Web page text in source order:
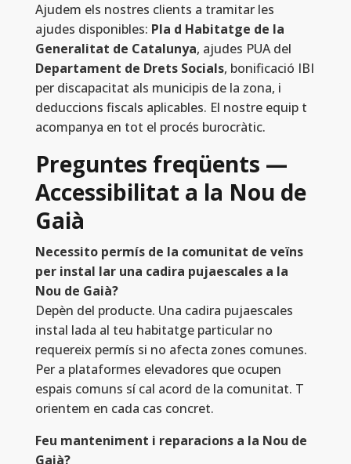
Ajudem els nostres clients a tramitar les
ajudes disponibles: Pla d Habitatge de la
Generalitat de Catalunya, ajudes PUA del
Departament de Drets Socials, bonificació IBI
per discapacitat als municipis de la zona, i
deduccions fiscals aplicables. El nostre equip t
acompanya en tot el procés burocràtic.
Preguntes freqüents —
Accessibilitat a la Nou de
Gaià
Necessito permís de la comunitat de veïns
per instal lar una cadira pujaescales a la
Nou de Gaià?
Depèn del producte. Una cadira pujaescales
instal lada al teu habitatge particular no
requereix permís si no afecta zones comunes.
Per a plataformes elevadores que ocupen
espais comuns sí cal acord de la comunitat. T
orientem en cada cas concret.
Feu manteniment i reparacions a la Nou de
Gaià?